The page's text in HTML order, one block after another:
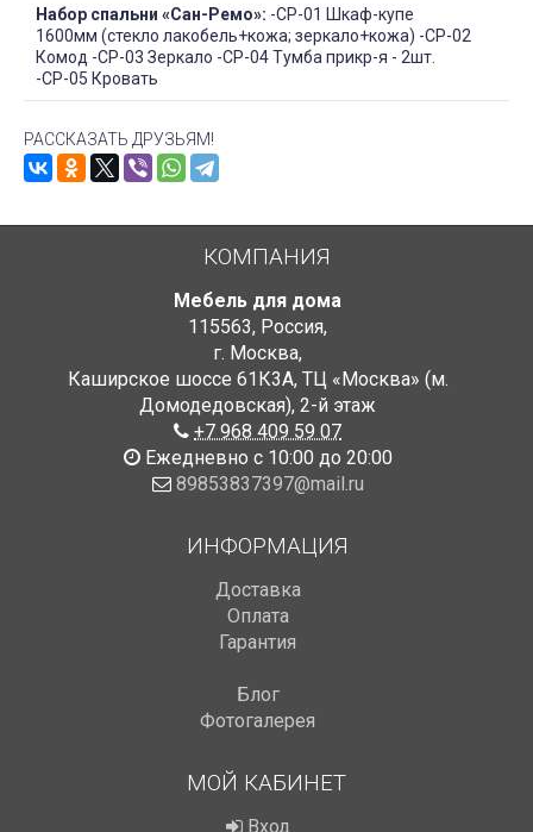
Набор спальни «Сан-Ремо»: -СР-01 Шкаф-купе
1600мм (стекло лакобель+кожа; зеркало+кожа) -СР-02
Комод -СР-03 Зеркало -СР-04 Тумба прикр-я - 2шт.
-СР-05 Кровать
РАССКАЗАТЬ ДРУЗЬЯМ!
КОМПАНИЯ
Мебель для дома
115563, Россия,
г. Москва,
Каширское шоссе 61К3А, ТЦ «Москва» (м.
Домодедовская), 2-й этаж
+7 968 409 59 07
Ежедневно с 10:00 до 20:00
89853837397@mail.ru
ИНФОРМАЦИЯ
Доставка
Оплата
Гарантия
Блог
Фотогалерея
МОЙ КАБИНЕТ
Вход